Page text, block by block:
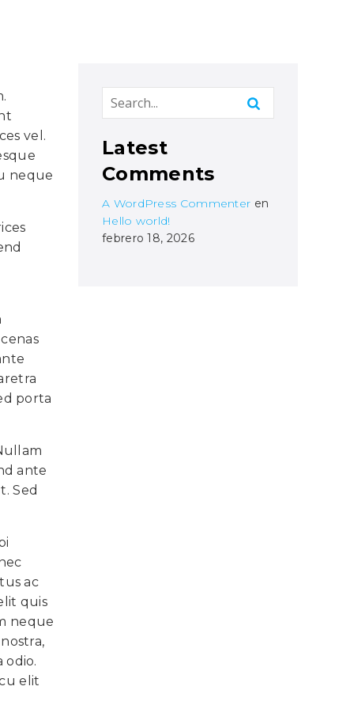
vel.
neque
porta
ante
Sed
ac
quis
neque
odio.
elit
Latest
Comments
A WordPress Commenter en
Hello world!
febrero 18, 2026